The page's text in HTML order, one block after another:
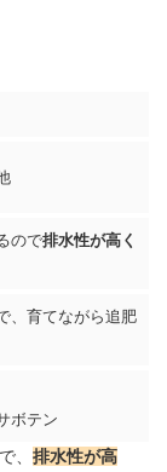
ので排水性が高く
、育てながら追肥
ボテン
、 排水性が高